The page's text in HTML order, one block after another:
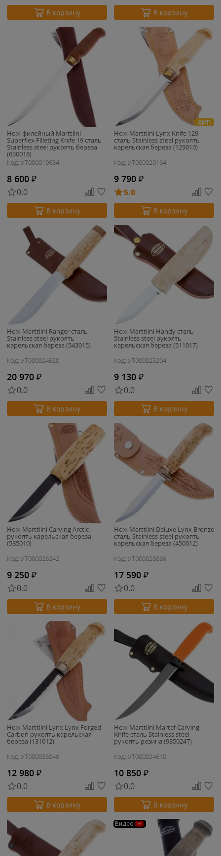
В корзину В корзину
Нож филейный Marttiini
Superflex Filleting Knife 19 сталь
Stainless steel рукоять береза
(630016)
Код: УТ000019684
8 600 ₽
0.0
В корзину
ХИТ!
Нож Marttiini Lynx Knife 129
сталь Stainless steel рукоять
карельская береза (129010)
Код: УТ000020164
9 790 ₽
5.0
В корзину
Нож Marttiini Ranger сталь
Stainless steel рукоять
карельская береза (543015)
Код: УТ000024620
20 970 ₽
0.0
В корзину
Нож Marttiini Handy сталь
Stainless steel рукоять
карельская береза (511017)
Код: УТ000025204
9 130 ₽
0.0
В корзину
Нож Marttiini Carving Arctic
рукоять карельская береза
(535010)
Код: УТ000026242
9 250 ₽
0.0
В корзину
Нож Marttiini Deluxe Lynx Bronze
сталь Stainless steel рукоять
карельская береза (450012)
Код: УТ000026869
17 590 ₽
0.0
В корзину
Нож Marttiini Lynx Lynx Forged
Carbon рукоять карельская
береза (131012)
Код: УТ000033049
12 980 ₽
0.0
В корзину
Нож Marttiini Martef Carving
Knife сталь Stainless steel
рукоять резина (935024T)
Код: УТ000024618
10 850 ₽
0.0
В корзину
Видео